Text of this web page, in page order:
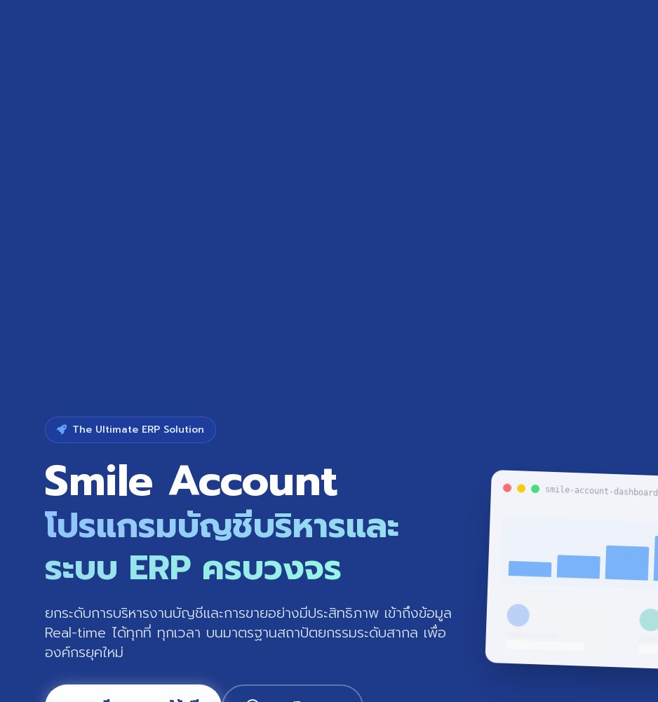
The Ultimate ERP Solution
Smile Account
โปรแกรมบัญชีบริหารและ
ระบบ ERP ครบวงจร
ยกระดับการบริหารงานบัญชีและการขายอย่างมีประสิทธิภาพ เข้าถึงข้อมูล
Real-time ได้ทุกที่ ทุกเวลา บนมาตรฐานสถาปัตยกรรมระดับสากล เพื่อ
องค์กรยุคใหม่
smile-account-dashboard